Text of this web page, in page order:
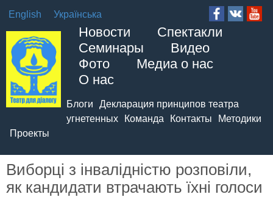
Новости
Спектакли
Семинары
Видео
Фото
Медиа о нас
О нас
Блоги
Декларация принципов театра
угнетенных
Команда Контакты
Методики
Проекты
English Українська
Виборці з інвалідністю розповіли,
як кандидати втрачають їхні голоси